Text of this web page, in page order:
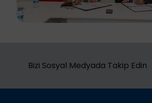
Bizi Sosyal Medyada Takip Edin